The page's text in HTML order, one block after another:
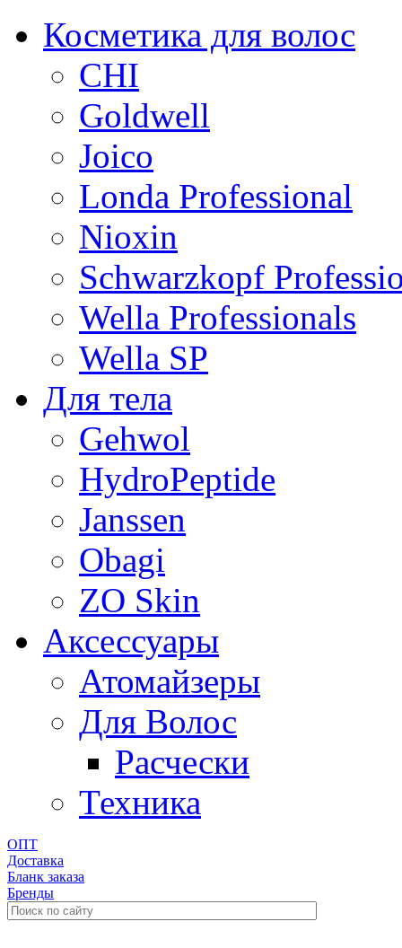
Косметика для волос
CHI
Goldwell
Joico
Londa Professional
Nioxin
Schwarzkopf
Wella Professionals
Wella SP
Для тела
Gehwol
HydroPeptide
Janssen
Obagi
ZO Skin
Aксессуары
Атомайзеры
Для Волос
Расчески
Техника
ОПТ
Доставка
Бланк заказа
Бренды